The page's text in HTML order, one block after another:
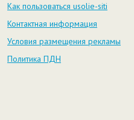
Как пользоваться usolie-siti
Контактная информация
Условия размещения рекламы
Политика ПДН